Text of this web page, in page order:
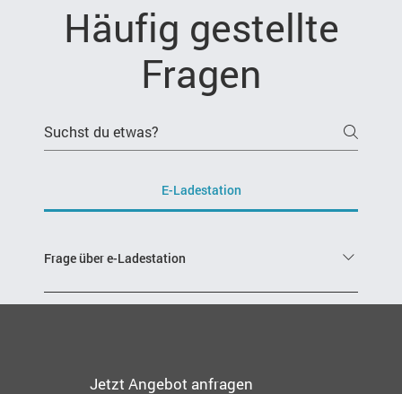
Häufig gestellte
Fragen
E-Ladestation
Frage über e-Ladestation
Antwort
Jetzt Angebot anfragen